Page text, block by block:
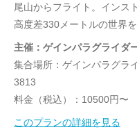
尾山からフライト。インス
高度差330メートルの世界
主催：ゲインパラグライダ
集合場所：ゲインパラグ
3813
料金（税込）：10500円〜
このプランの詳細を見る